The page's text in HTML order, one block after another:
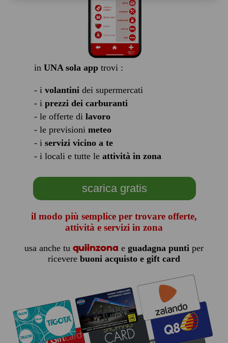
in UNA sola apptrovi :
- i volantinidei supermercati
- i prezzi dei carburanti
- le offerte di lavoro
- le previsioni meteo
- i servizi vicino a te
- i locali e tutte le attività in zona
scarica gratis
il modo più semplice per trovare offerte,
attività e servizi in zona
usa anche tu quiinzona e guadagna puntiper
ricevere buoni acquisto e gift card